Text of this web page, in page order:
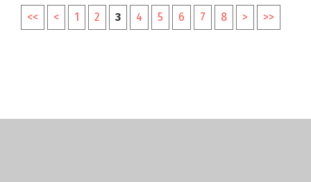
<< < 1 2 3 4 5 6 7 8 > >>